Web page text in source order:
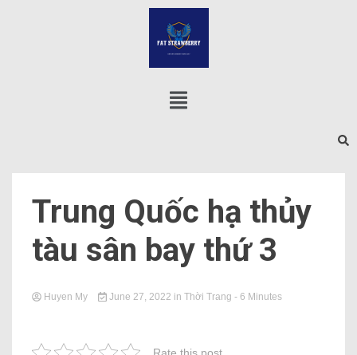
Trung Quốc hạ thủy
tàu sân bay thứ 3
Huyen My June 27, 2022 in Thời Trang - 6 Minutes
Rate this post